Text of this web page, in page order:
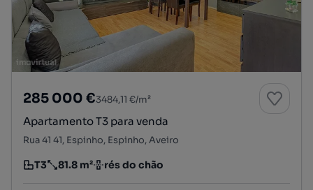
285 000 €3484,11 €/m²
Apartamento T3 para venda
Rua 41 41, Espinho, Espinho, Aveiro
Tipologia
T3
Preço por metro quadrado
81.8 m²
Andar rés do chão